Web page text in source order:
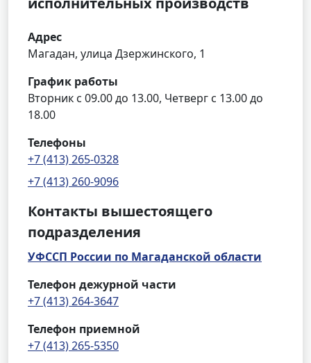
Адрес
Магадан, улица Дзержинского, 1
График работы
Вторник с 09.00 до 13.00, Четверг с 13.00 до
18.00
Телефоны
+7 (413) 265-0328
+7 (413) 260-9096
Контакты вышестоящего
подразделения
УФССП России по Магаданской области
Телефон дежурной части
+7 (413) 264-3647
Телефон приемной
+7 (413) 265-5350